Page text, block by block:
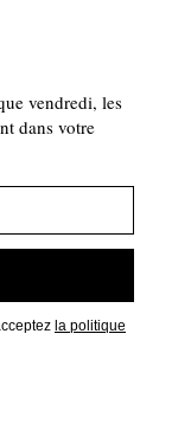
vendredi, les
dans votre
la politique